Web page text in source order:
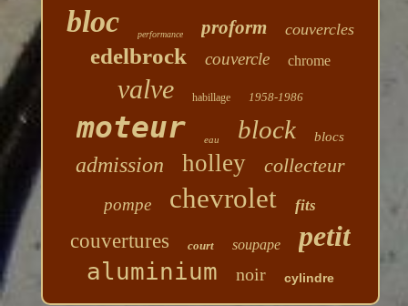
bloc performance proform couvercles
edelbrock couvercle chrome
valve habillage 1958-1986
moteur eau block blocs
admission holley collecteur
pompe chevrolet fits
couvertures court soupape petit
aluminium noir cylindre